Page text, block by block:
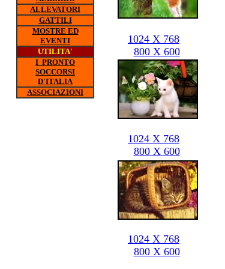
ALLEVATORI
GATTILI
MOSTRE ED
EVENTI
UTILITA'
I PRONTO
SOCCORSI
D'ITALIA
ASSOCIAZIONI
1024 X 768
800 X 600
1024 X 768
800 X 600
1024 X 768
800 X 600